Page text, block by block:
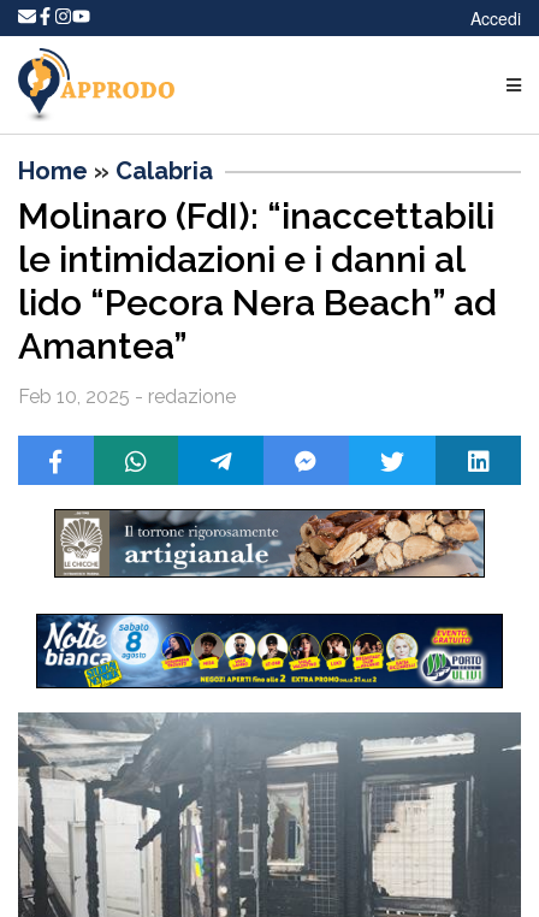
Accedi
Home » Calabria
Molinaro (FdI): “inaccettabili
le intimidazioni e i danni al
lido “Pecora Nera Beach” ad
Amantea”
Feb 10, 2025 - redazione